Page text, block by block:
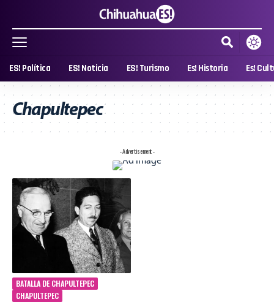
ES! Política ES! Noticia ES! Turismo Es! Historia Es!
Chapultepec
- Advertisement -
BATALLA DE CHAPULTEPEC
CHAPULTEPEC